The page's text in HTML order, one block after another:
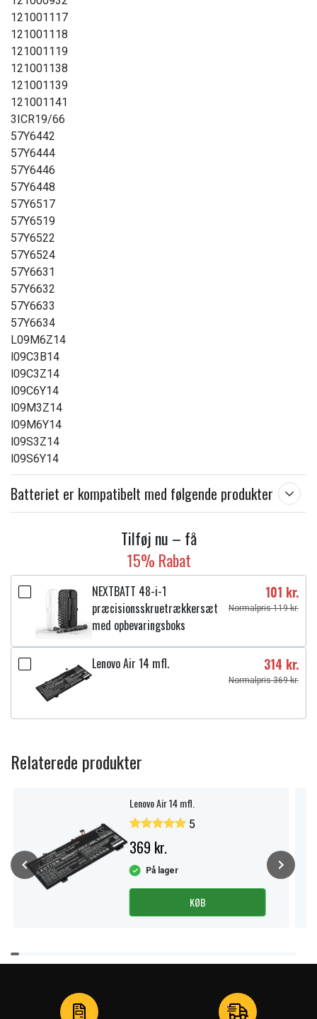
121001117
121001118
121001119
121001138
121001139
121001141
3ICR19/66
57Y6442
57Y6444
57Y6446
57Y6448
57Y6517
57Y6519
57Y6522
57Y6524
57Y6631
57Y6632
57Y6633
57Y6634
L09M6Z14
l09C3B14
l09C3Z14
l09C6Y14
l09M3Z14
l09M6Y14
l09S3Z14
l09S6Y14
Batteriet er kompatibelt med følgende produkter
Tilføj nu – få
15% Rabat
NEXTBATT 48-i-1
præcisionsskruetrækkersæt
med opbevaringsboks
101 kr.
Normalpris 119 kr.
Lenovo Air 14 mfl. 314 kr.
Normalpris 369 kr.
Relaterede produkter
Lenovo Air 14 mfl.
5
369 kr.
På lager
KØB
Item
1